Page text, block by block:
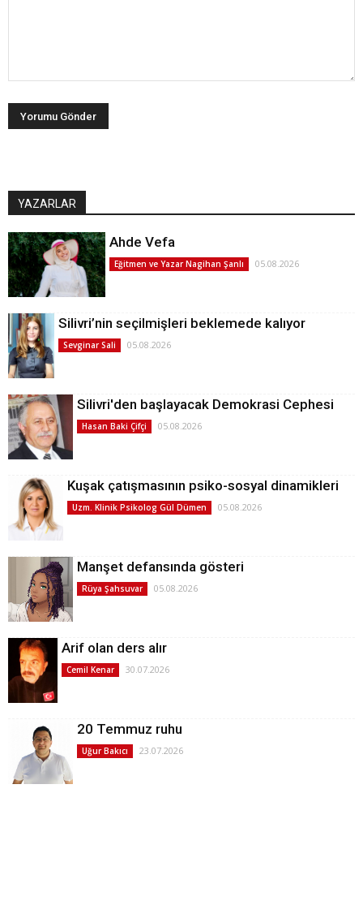
YAZARLAR
Ahde Vefa
Eğitmen ve Yazar Nagihan Şanlı 05.08.2026
Silivri’nin seçilmişleri beklemede kalıyor
Sevginar Sali 05.08.2026
Silivri'den başlayacak Demokrasi Cephesi
Hasan Baki Çifçi 05.08.2026
Kuşak çatışmasının psiko-sosyal dinamikleri
Uzm. Klinik Psikolog Gül Dümen 05.08.2026
Manşet defansında gösteri
Rüya Şahsuvar 05.08.2026
Arif olan ders alır
Cemil Kenar 30.07.2026
20 Temmuz ruhu
Uğur Bakıcı 23.07.2026